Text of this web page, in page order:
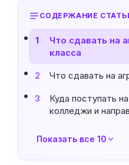
СОДЕРЖАНИЕ
1
Что сдавать на
класса
2 Что сдавать на
3
Куда поступать
колледжи и
Показать все 10